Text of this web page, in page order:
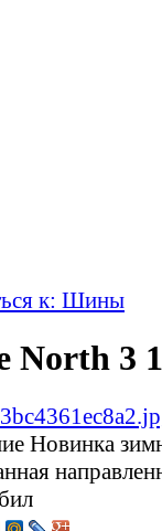
к: Шины
North 3
Новинка